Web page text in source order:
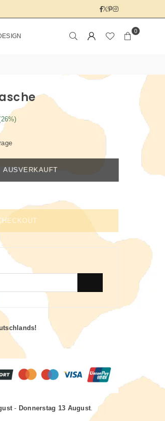
Facebook
Twitter
Pinterest
Instagram
0
26%)
AUSVERKAUFT
- Donnerstag 13 August